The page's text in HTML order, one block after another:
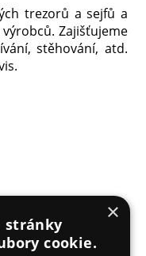
trezorů a sejfů a
Zajišťujeme
stěhování, atd.
×
stránky
cookie.